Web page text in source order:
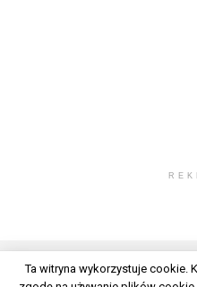
Ta witryna wykorzystuje cookie.